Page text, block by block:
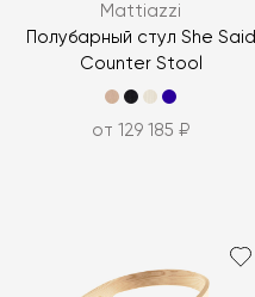
Mattiazzi
Полубарный стул She Said
Counter Stool
от 129 185 ₽